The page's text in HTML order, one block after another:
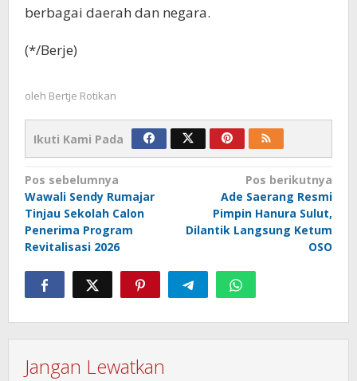
berbagai daerah dan negara.
(*/Berje)
oleh Bertje Rotikan
Ikuti Kami Pada
Navigasi
pos
Pos sebelumnya
Wawali Sendy Rumajar
Tinjau Sekolah Calon
Penerima Program
Revitalisasi 2026
Pos berikutnya
Ade Saerang Resmi
Pimpin Hanura Sulut,
Dilantik Langsung Ketum
OSO
Jangan Lewatkan